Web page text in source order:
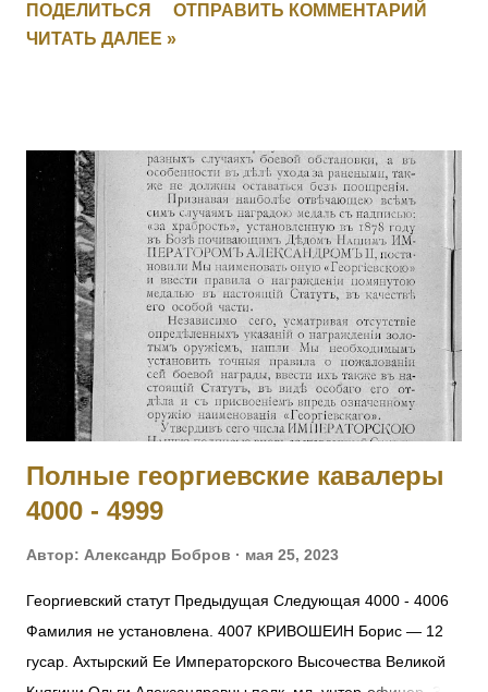
командир поручик граф Татищев выбыл из строя
вследствие ранения. Головач, не растерявшись, тотчас же
5538 и 4 ст. No 97018 за Русско-Японскую войну, медали 3
ст. No 11473, 4 ст. No 1124. 2001 ОРЕЛ Яков — Л.гв.
Павловский полк, 7 рота, подпрапорщик. За то, что в бою
4.11.1914 у д. Янгрот, за убылью из строя всех господ
офицеров, принял на себя командование ротой, сохранил
порядок в роте и отразил ожесточенную атаку противнику.
[II-992, III-8460, IV-5177] 2002 КОБЫЛЕЦКИЙ Лев Орестович
— Л.гв. Московский полк, команда конных разведчиков, ст.
унтер-офицер. За отличие в боях с 6 по 10.11.19...
ПОДЕЛИТЬСЯ
ОТПРАВИТЬ КОММЕНТАРИЙ
ЧИТАТЬ ДАЛЕЕ »
Полные георгиевские кавалеры
4000 - 4999
Автор: Александр Бобров мая 25, 2023
Георгиевский статут Предыдущая Следующая 4000 - 4006
Фамилия не установлена. 4007 КРИВОШЕИН Борис — 12
гусар. Ахтырский Ее Императорского Высочества Великой